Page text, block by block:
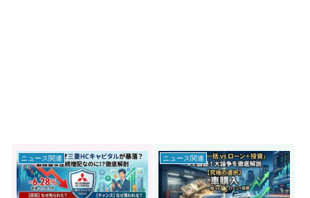
ニュース関連 ニュース関連